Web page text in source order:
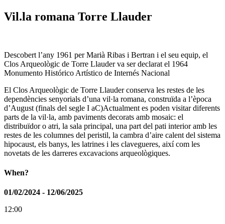
Vil.la romana Torre Llauder
Descobert l’any 1961 per Marià Ribas i Bertran i el seu equip, el
Clos Arqueològic de Torre Llauder va ser declarat el 1964
Monumento Histórico Artístico de Internés Nacional
El Clos Arqueològic de Torre Llauder conserva les restes de les
dependències senyorials d’una vil·la romana, construïda a l’època
d’August (finals del segle I aC)Actualment es poden visitar diferents
parts de la vil·la, amb paviments decorats amb mosaic: el
distribuïdor o atri, la sala principal, una part del pati interior amb les
restes de les columnes del peristil, la cambra d’aire calent del sistema
hipocaust, els banys, les latrines i les clavegueres, així com les
novetats de les darreres excavacions arqueològiques.
When?
01/02/2024 - 12/06/2025
12:00